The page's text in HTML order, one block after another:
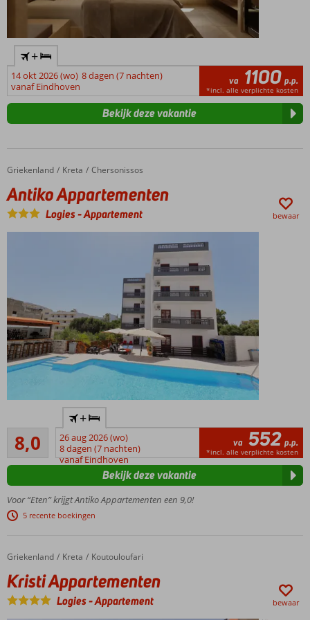
+
14 okt 2026 (wo) 8 dagen (7 nachten)
vanaf Eindhoven
va 1100 p.p.
*incl. alle verplichte kosten
Bekijk deze vakantie
Home
Griekenland Kreta Chersonissos
Antiko Appartementen
Antiko Appartementen
Logies-Appartement bewaar
onder
de
jongeren
strand en
Chersonissos
heerlijk
zwembad
appartementen
beschikbaar
8,0Zeer goed
143
beoordelingen
+
26 aug 2026 (wo)
8 dagen (7 nachten)
vanaf Eindhoven
va 552 p.p.
*incl. alle verplichte kosten
Voor “Eten” krijgt Antiko Appartementen een 9,0!
5 recente boekingen
Bekijk deze vakantie
Home
Griekenland Kreta Koutouloufari
Kristi Appartementen
Kristi Appartementen
Logies-Appartement bewaar